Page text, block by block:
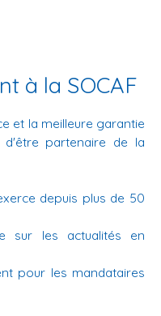
à la SOCAF
et la meilleure garantie
d'être partenaire de la
depuis plus de 50
sur les actualités en
pour les mandataires